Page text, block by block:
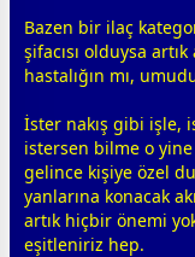
Bazen bir ilaç
şifacısı olduysa artık
hastalığın mı,
İster nakış gibi işle,
istersen bilme o
gelince kişiye özel
yanlarına konacak
artık hiçbir önemi
eşitleniriz hep.